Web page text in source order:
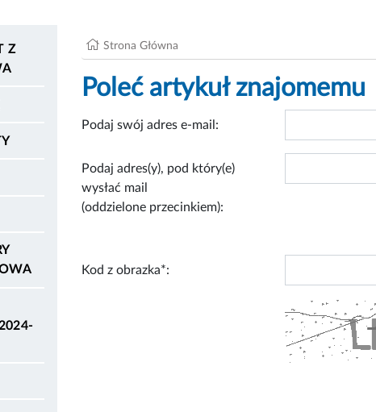
Z
Strona Główna
Poleć artykuł znajomemu
Podaj swój adres e-mail:
Podaj adres(y), pod który(e)
wysłać mail
(oddzielone przecinkiem):
Kod z obrazka*: